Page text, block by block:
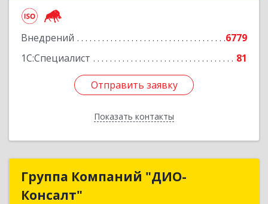
Внедрений
6779
1С:Специалист
81
Отправить заявку
Показать контакты
Отправить заявку
Назад
Группа Компаний "ДИО-
Консалт"
Группа Компаний "ДИО-